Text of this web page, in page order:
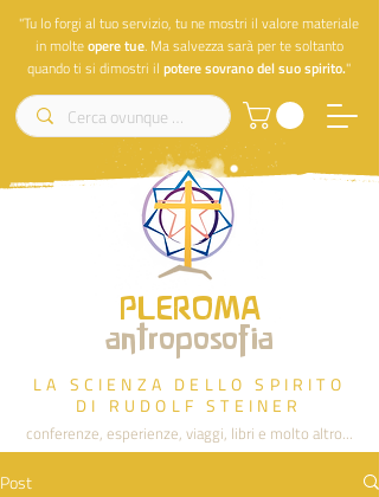
"Tu lo forgi al tuo servizio, tu ne mostri il valore materiale
in molteoperetue. Ma salvezza sarà per te soltanto
quando ti si dimostri il potere sovrano del suo spirito."
PLEROMA
antroposofia
LA SCIENZA DELLO SPIRITO
DI RUDOLF STEINER
conferenze, esperienze, viaggi, libri e molto altro...
Post